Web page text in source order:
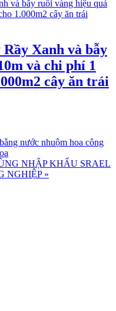
Xanh và bẫy
và chi phí 1
cây ăn trái
nước nhuộm hoa công
NHẬP KHẨU SRAEL
NGHIỆP »